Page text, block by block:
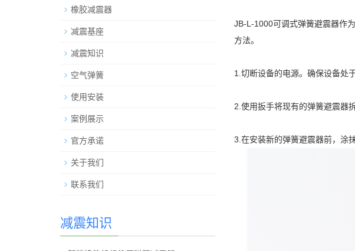
JB-L-1000可调式弹簧避震器作
方法。
1.切断设备的电源。确保设备处
2.使用扳手将现有的弹簧避震器
3.在安装新的弹簧避震器前，涂
橡胶减震器
减震基座
减震知识
空气弹簧
使用安装
案例展示
官方承诺
关于我们
联系我们
减震知识